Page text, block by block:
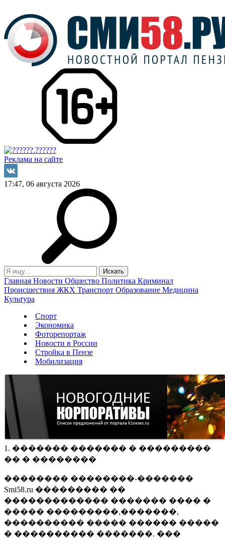
Реклама на сайте
17:47, 06 августа 2026
Главная Новости Общество Политика Криминал
Происшествия ЖКХ Транспорт Образование Медицина
Культура
Спорт
Экономика
Фоторепортаж
Новости в России
Стройка в Пензе
Мобилизация
1. ������� ������� � ���������
�� � ��������
�������� ��������-�������
Smi58.ru ��������� ��
������������� ������� ���� �
����� ���������,�������,
���������� ����� ������ �����
� ���������� �������. ���